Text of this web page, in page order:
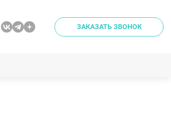
ЗАКАЗАТЬ ЗВОНОК